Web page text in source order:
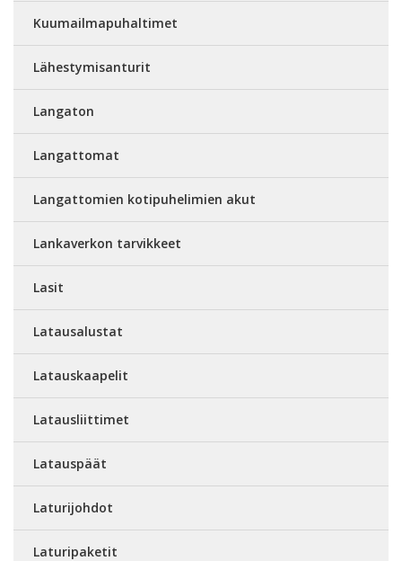
Kuumailmapuhaltimet
Lähestymisanturit
Langaton
Langattomat
Langattomien kotipuhelimien akut
Lankaverkon tarvikkeet
Lasit
Latausalustat
Latauskaapelit
Latausliittimet
Latauspäät
Laturijohdot
Laturipaketit